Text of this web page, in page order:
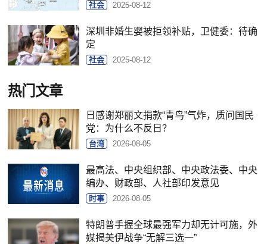
社会 2025-08-12
深圳非婚生婴被拒领补贴，卫健委：待确
定
社会 2025-08-12
热门文章
日感谢郑丽文捐款“青鸟”气炸，质问国民
党：为什么不反日？
台湾 2026-08-05
最高法、中央组织部、中央政法委、中央
编办、财政部、人社部印发意见
时事 2026-08-05
特朗普手握全球最强军力却无计可施，外
媒揭美伊战争“无解三选一”